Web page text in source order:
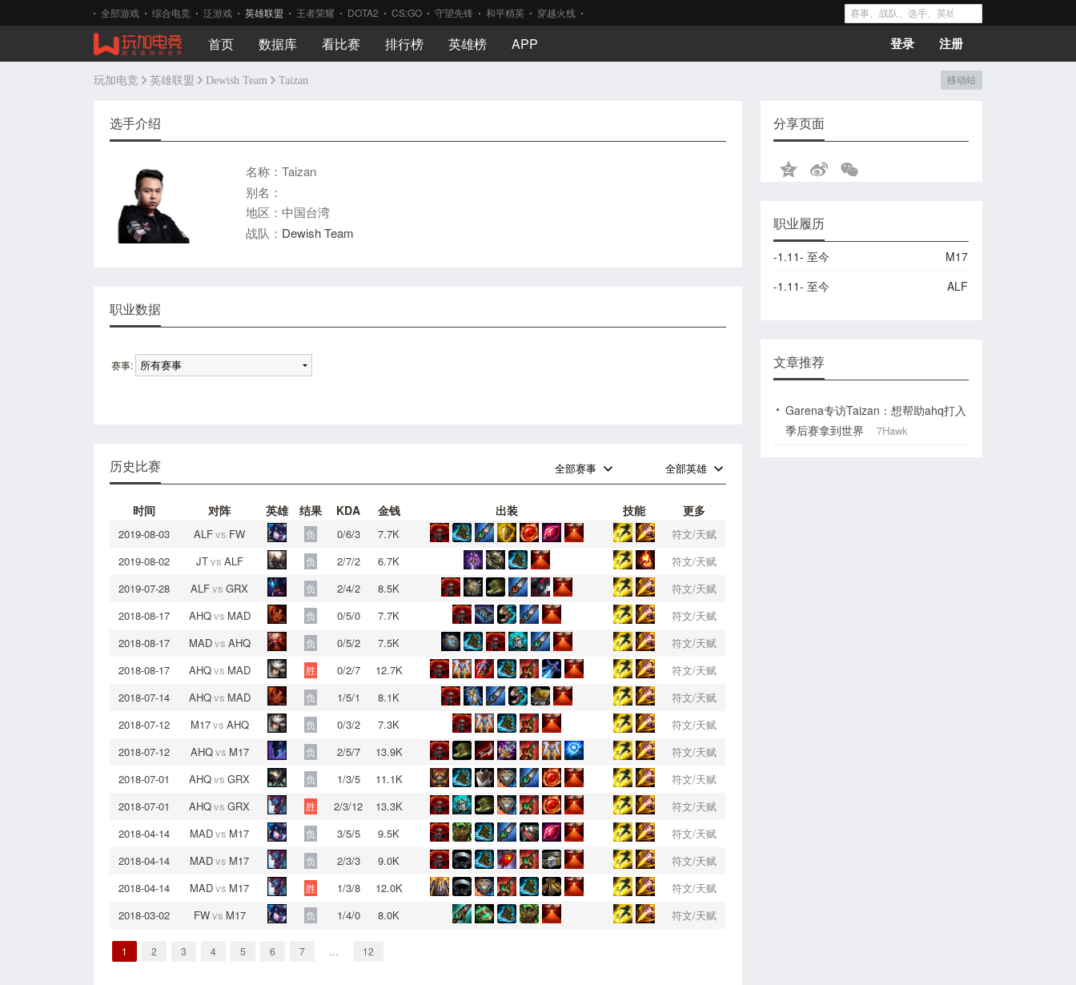
全部游戏 综合电竞 泛游戏 英雄联盟 王者荣耀 DOTA2 CS:GO 守望先锋 和平精英 穿越火线
首页 数据库 看比赛 排行榜 英雄榜 APP 登录 注册
玩加电竞 英雄联盟 Dewish Team Taizan 移动站
选手介绍
名称：Taizan
别名：
地区：中国台湾
战队： Dewish Team
职业数据
赛事:
历史比赛 全部赛事 全部英雄
时间 对阵 英雄 结果 KDA 金钱 出装 技能 更多
2019-08-03 ALFvs FW 负 0/6/3 7.7K
符文/天赋
2019-08-02
JTvs ALF 负 2/7/2 6.7K
符文/天赋
2019-07-28
ALFvs GRX 负 2/4/2 8.5K
符文/天赋
2018-08-17
AHQvs MAD 负 0/5/0 7.7K
符文/天赋
2018-08-17
MADvs AHQ 负 0/5/2 7.5K
符文/天赋
2018-08-17
AHQvs MAD 胜 0/2/7 12.7K
符文/天赋
2018-07-14
AHQvs MAD 负 1/5/1 8.1K
符文/天赋
2018-07-12
M17vs AHQ 负 0/3/2 7.3K
符文/天赋
2018-07-12
AHQvs M17 负 2/5/7 13.9K
符文/天赋
2018-07-01
AHQvs GRX 负 1/3/5 11.1K
符文/天赋
2018-07-01
AHQvs GRX 胜 2/3/12 13.3K
符文/天赋
2018-04-14
MADvs M17 负 3/5/5 9.5K
符文/天赋
2018-04-14
MADvs M17 负 2/3/3 9.0K
符文/天赋
2018-04-14
MADvs M17 胜 1/3/8 12.0K
符文/天赋
2018-03-02
FWvs M17 负 1/4/0 8.0K 符文/天赋
1 2 3 4 5 6 7 12
分享页面
职业履历
-1.11- 至今
M17
-1.11- 至今
ALF
文章推荐
Garena专访Taizan：想帮助ahq打入
季后赛拿到世界
7Hawk